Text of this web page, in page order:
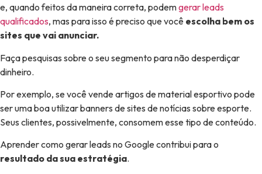
e, quando feitos da maneira correta, podemgerar leads
qualificados, mas para isso é preciso que você escolha bem os
sites que vai anunciar.
Faça pesquisas sobre o seu segmento para não desperdiçar
dinheiro.
Por exemplo, se você vende artigos de material esportivo pode
ser uma boa utilizar banners de sites de notícias sobre esporte.
Seus clientes, possivelmente, consomem esse tipo de conteúdo.
Aprender como gerar leads no Google contribui para o
resultado da sua estratégia.